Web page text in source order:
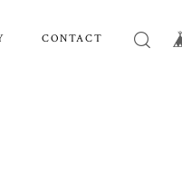
CONTACT